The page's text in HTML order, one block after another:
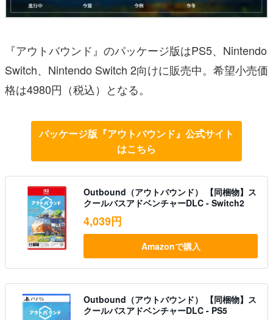
『アウトバウンド』のパッケージ版はPS5、Nintendo
Switch、Nintendo Switch 2向けに販売中。希望小売価
格は4980円（税込）となる。
パッケージ版『アウトバウンド』公式サイト
はこちら
Outbound（アウトバウンド） 【同梱物】ス
クールバスアドベンチャーDLC - Switch2
4,039円
Amazonで購入
Outbound（アウトバウンド） 【同梱物】ス
クールバスアドベンチャーDLC - PS5